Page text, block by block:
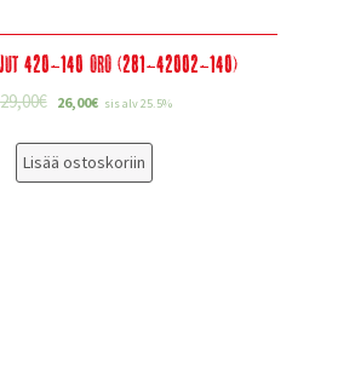
420-140 ORO (281-42002-140)
29,00€ 26,00€ sis alv 25.5%
Lisää ostoskoriin